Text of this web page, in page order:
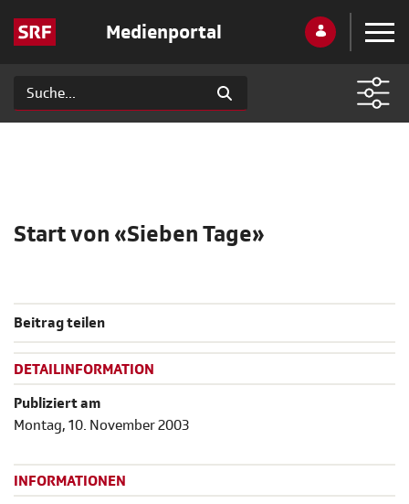
Medienportal
Start von «Sieben Tage»
Beitrag teilen
DETAILINFORMATION
Publiziert am
Montag, 10. November 2003
INFORMATIONEN